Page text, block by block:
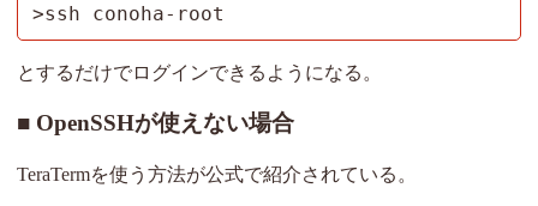
>ssh conoha-root
とするだけでログインできるようになる。
OpenSSHが使えない場合
TeraTermを使う方法が公式で紹介されている。